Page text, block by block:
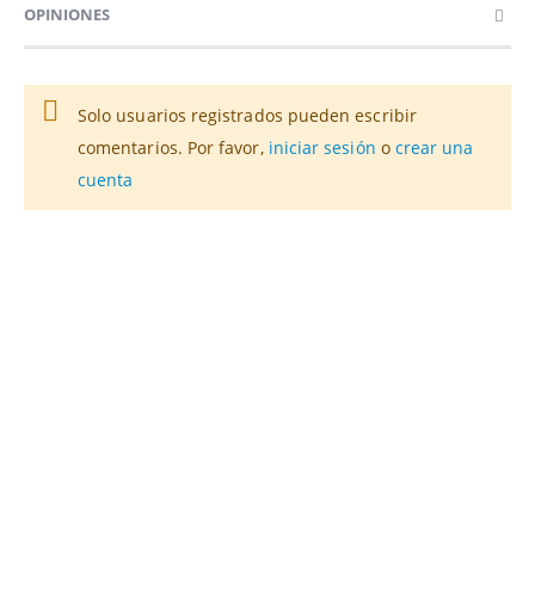
OPINIONES
Solo usuarios registrados pueden escribir
comentarios. Por favor, iniciar sesión o crear una
cuenta